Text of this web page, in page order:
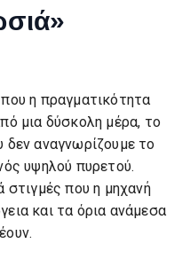
η πραγματικότητα
μια δύσκολη μέρα, το
αναγνωρίζουμε το
υψηλού πυρετού.
στιγμές που η μηχανή
και τα όρια ανάμεσα